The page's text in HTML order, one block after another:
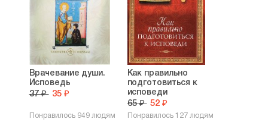
Врачевание души.
Исповедь
37 ₽ 35 ₽
Понравилось 949 людям
Как правильно
подготовиться к
исповеди
65 ₽ 52 ₽
Понравилось 127 людям